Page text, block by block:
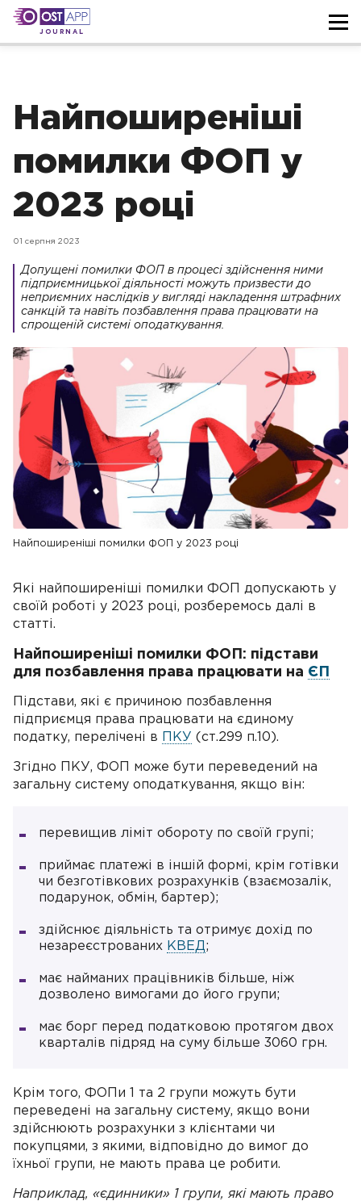
JOURNAL
Найпоширеніші
помилки ФОП у
2023 році
01 серпня 2023
Допущені помилки ФОП в процесі здійснення ними
підприємницької діяльності можуть призвести до
неприємних наслідків у вигляді накладення штрафних
санкцій та навіть позбавлення права працювати на
спрощеній системі оподаткування.
Найпоширеніші помилки ФОП у 2023 році
Які найпоширеніші помилки ФОП допускають у
своїй роботі у 2023 році, розберемось далі в
статті.
Найпоширеніші помилки ФОП: підстави
для позбавлення права працювати на ЄП
Підстави, які є причиною позбавлення
підприємця права працювати на єдиному
податку, перелічені в
ПКУ (ст.299 п.10).
Згідно ПКУ, ФОП може бути переведений на
загальну систему оподаткування, якщо він:
перевищив ліміт обороту по своїй групі;
приймає платежі в іншій формі, крім готівки
чи безготівкових розрахунків (взаємозалік,
подарунок, обмін, бартер);
здійснює діяльність та отримує дохід по
незареєстрованих КВЕД;
має найманих працівників більше, ніж
дозволено вимогами до його групи;
має борг перед податковою протягом двох
кварталів підряд на суму більше 3060 грн.
Крім того, ФОПи 1 та 2 групи можуть бути
переведені на загальну систему, якщо вони
здійснюють розрахунки з клієнтами чи
покупцями, з якими, відповідно до вимог до
їхньої групи, не мають права це робити.
Наприклад, «єдинники» 1 групи, які мають право